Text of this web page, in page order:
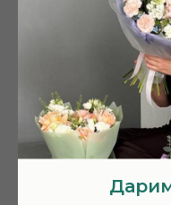
Новогодняя
Пломбир